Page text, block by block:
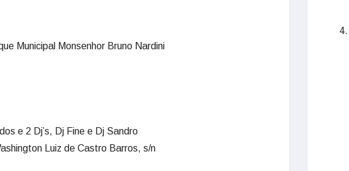
Municipal Monsenhor Bruno Nardini
e 2 Dj’s, Dj Fine e Dj Sandro
Luiz de Castro Barros, s/n